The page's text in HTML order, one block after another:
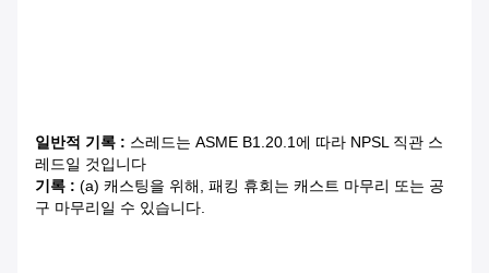
일반적 기록 : 스레드는 ASME B1.20.1에 따라 NPSL 직관 스
레드일 것입니다
기록 : (a) 캐스팅을 위해, 패킹 휴회는 캐스트 마무리 또는 공
구 마무리일 수 있습니다.